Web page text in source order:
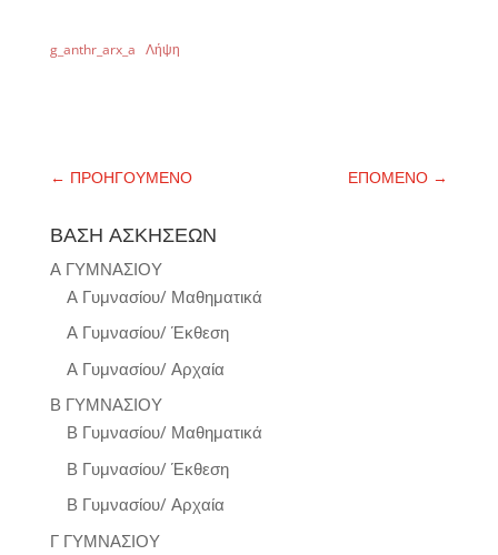
g_anthr_arx_a Λήψη
← ΠΡΟΗΓΟΥΜΕΝΟ ΕΠΟΜΕΝΟ →
ΒΑΣΗ ΑΣΚΗΣΕΩΝ
Α ΓΥΜΝΑΣΙΟΥ
Α Γυμνασίου/ Μαθηματικά
Α Γυμνασίου/ Έκθεση
Α Γυμνασίου/ Αρχαία
Β ΓΥΜΝΑΣΙΟΥ
Β Γυμνασίου/ Μαθηματικά
Β Γυμνασίου/ Έκθεση
Β Γυμνασίου/ Αρχαία
Γ ΓΥΜΝΑΣΙΟΥ